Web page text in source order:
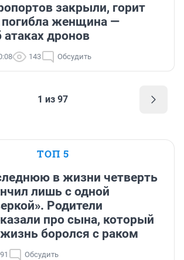
закрыли, горит
погибла женщина —
атаках дронов
143 Обсудить
1 из 97
ТОП 5
в жизни четверть
лишь с одной
Родители
про сына, который
боролся с раком
Обсудить